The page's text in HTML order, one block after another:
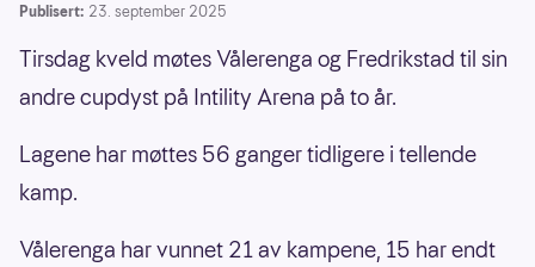
Publisert: 23. september 2025
Tirsdag kveld møtes Vålerenga og Fredrikstad til sin
andre cupdyst på Intility Arena på to år.
Lagene har møttes 56 ganger tidligere i tellende
kamp.
Vålerenga har vunnet 21 av kampene, 15 har endt